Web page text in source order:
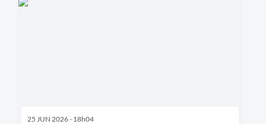
25 JUN 2026 - 18h04